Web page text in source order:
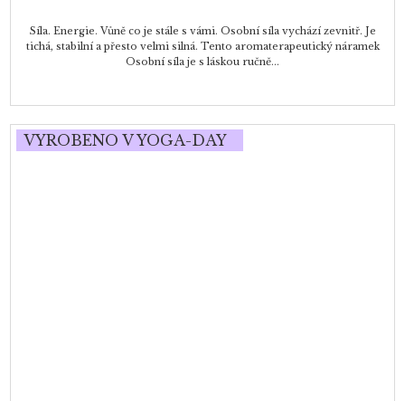
Síla. Energie. Vůně co je stále s vámi. Osobní síla vychází zevnitř. Je
tichá, stabilní a přesto velmi silná. Tento aromaterapeutický náramek
Osobní síla je s láskou ručně...
VYROBENO V YOGA-DAY